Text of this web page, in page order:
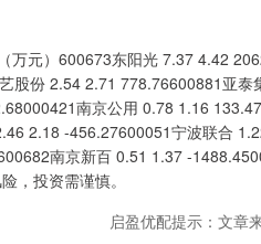
万元）600673东阳光 7.37 4.42
股份 2.54 2.71 778.76600881亚
南京公用 0.78 1.16
2.18 -456.27600051宁波联合
南京新百 0.51 1.37 -
，投资需谨慎。
启盈优配提示：文章